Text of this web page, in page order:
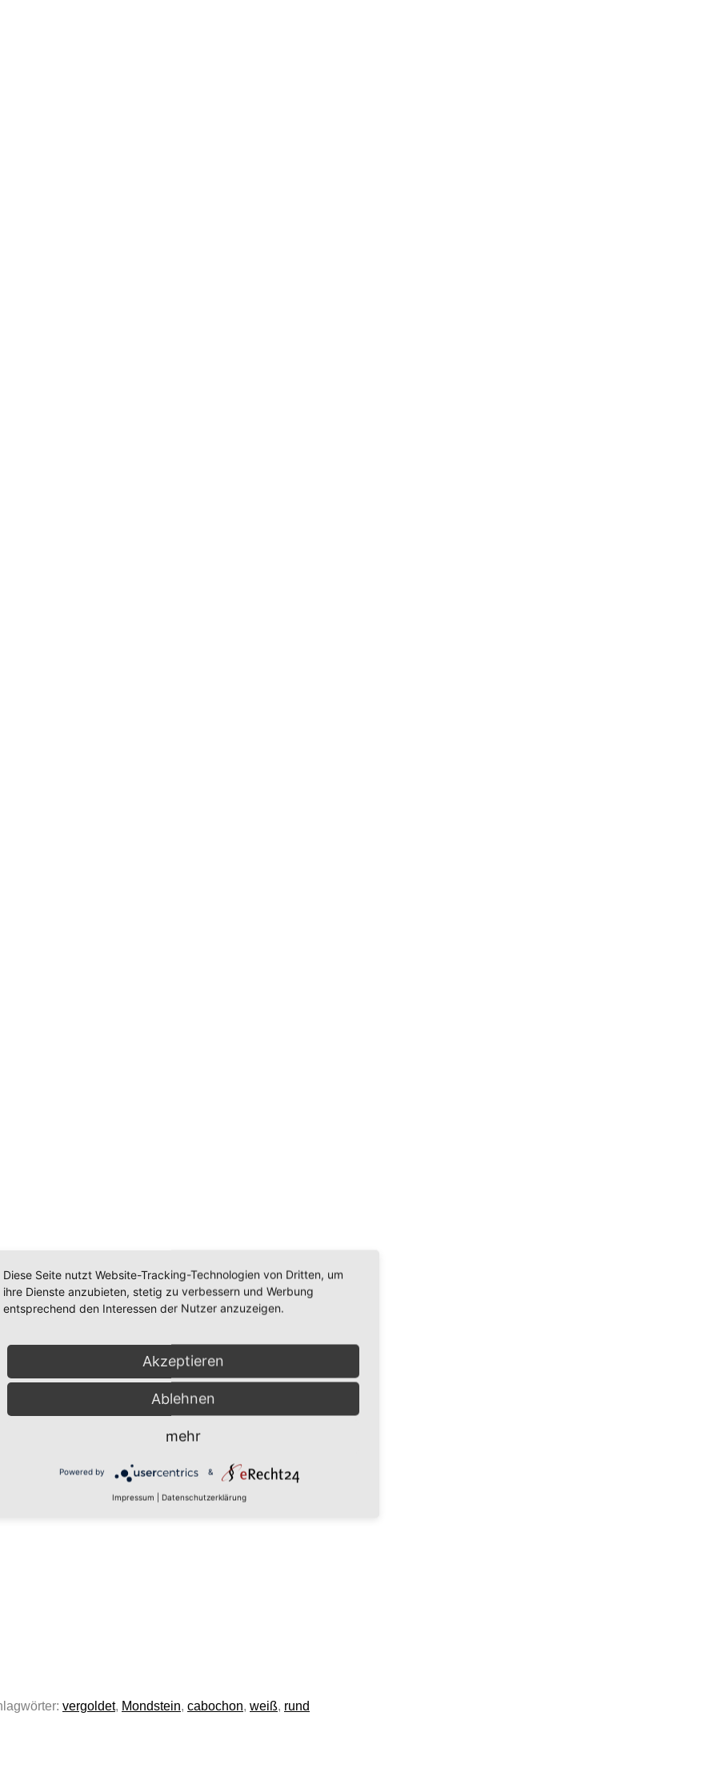
12mm vergoldet
grün gefärbt Größe: ca. 12mm
vergoldet, Mondstein, cabochon, weiß, rund
Diese Seite nutzt Website-Tracking-Technologien von Dritten, um
ihre Dienste anzubieten, stetig zu verbessern und Werbung
entsprechend den Interessen der Nutzer anzuzeigen.
Akzeptieren
Ablehnen
mehr
Powered by &
Impressum | Datenschutzerklärung